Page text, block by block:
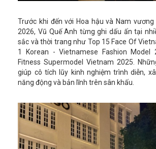
Trước khi đến với Hoa hậu và Nam vương
2026, Vũ Quế Anh từng ghi dấu ấn tại
sắc và thời trang như Top 15 Face Of
1 Korean - Vietnamese Fashion Model
Fitness Supermodel Vietnam 2025.
giúp cô tích lũy kinh nghiệm trình diễn,
năng động và bản lĩnh trên sân khấu.